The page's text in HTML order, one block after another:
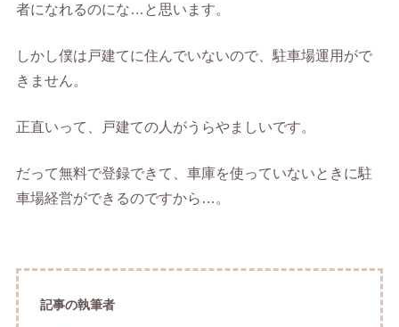
者になれるのにな…と思います。
しかし僕は戸建てに住んでいないので、駐車場運用がで
きません。
正直いって、戸建ての人がうらやましいです。
だって無料で登録できて、車庫を使っていないときに駐
車場経営ができるのですから…。
記事の執筆者